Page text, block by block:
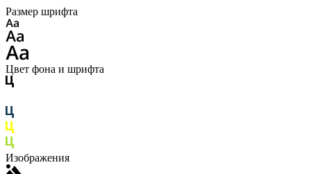
Размер шрифта
Цвет фона и шрифта
Изображения